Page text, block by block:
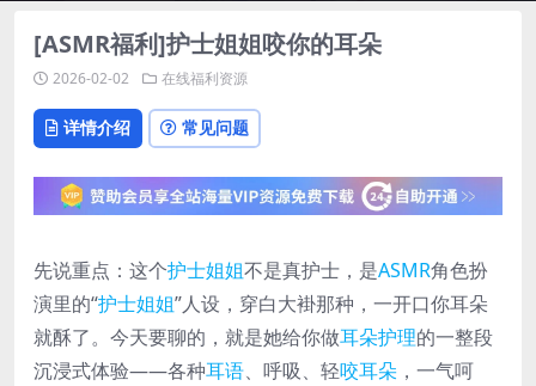
[ASMR福利]护士姐姐咬你的耳朵
2026-02-02 在线福利资源
详情介绍 常见问题
先说重点：这个护士姐姐不是真护士，是ASMR角色扮
演里的“护士姐姐”人设，穿白大褂那种，一开口你耳朵
就酥了。今天要聊的，就是她给你做耳朵护理的一整段
沉浸式体验——各种耳语、呼吸、轻咬耳朵 ，一气呵